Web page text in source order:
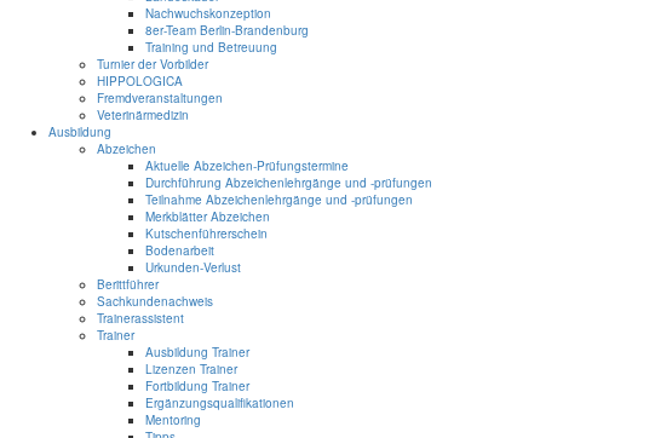
Nachwuchskonzeption
8er-Team Berlin-Brandenburg
Training und Betreuung
Turnier der Vorbilder
HIPPOLOGICA
Fremdveranstaltungen
Veterinärmedizin
Ausbildung
Abzeichen
Aktuelle Abzeichen-Prüfungstermine
Durchführung Abzeichenlehrgänge und -prüfungen
Teilnahme Abzeichenlehrgänge und -prüfungen
Merkblätter Abzeichen
Kutschenführerschein
Bodenarbeit
Urkunden-Verlust
Berittführer
Sachkundenachweis
Trainerassistent
Trainer
Ausbildung Trainer
Lizenzen Trainer
Fortbildung Trainer
Ergänzungsqualifikationen
Mentoring